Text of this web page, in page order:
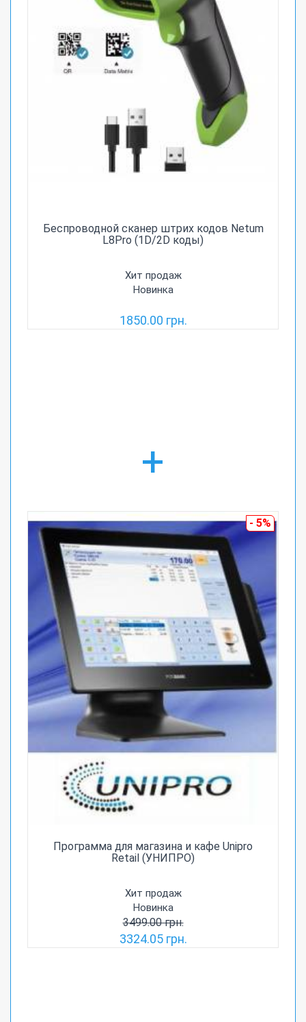
Беспроводной сканер штрих кодов Netum
L8Pro (1D/2D коды)
Хит продаж
Новинка
1850.00 грн.
+
- 5%
Программа для магазина и кафе Unipro
Retail (УНИПРО)
Хит продаж
Новинка
3499.00 грн.
3324.05 грн.